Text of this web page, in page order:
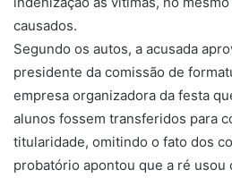
causados.
Segundo os autos, a acusada
presidente da comissão de
empresa organizadora da festa
alunos fossem transferidos para
titularidade, omitindo o fato dos
probatório apontou que a ré